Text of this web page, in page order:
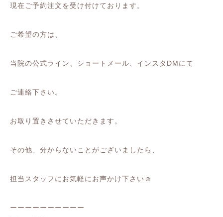
現在ご予約注文を受け付けております。
ご希望の方は、
当院の公式ライン、ショートメール、インスタDMにて
ご連絡下さい。
お取り置きさせていただきます。
その他、分からないことがございましたら、
担当スタッフにお気軽にお声かけ下さい☺️
ーーーーーーーーーー